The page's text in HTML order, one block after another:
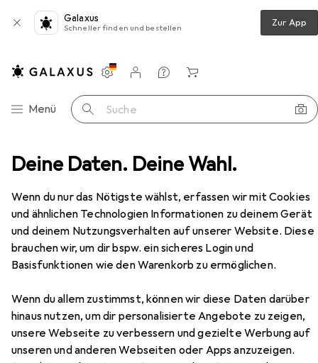
Deine Daten. Deine Wahl.
Wenn du nur das Nötigste wählst, erfassen wir mit Cookies
und ähnlichen Technologien Informationen zu deinem Gerät
und deinem Nutzungsverhalten auf unserer Website. Diese
brauchen wir, um dir bspw. ein sicheres Login und
Basisfunktionen wie den Warenkorb zu ermöglichen.
Wenn du allem zustimmst, können wir diese Daten darüber
hinaus nutzen, um dir personalisierte Angebote zu zeigen,
unsere Webseite zu verbessern und gezielte Werbung auf
unseren und anderen Webseiten oder Apps anzuzeigen.
Galaxus
Schneller finden und bestellen Zur App
Navigation nach Kategorien
Menü Suche
Einstellungen
Kundenkonto
Vergleichslisten
Merklisten
Warenkorb
Wandern Wanderschuhe Lico Fremont
EUR
39,95
Lico
Fremont
16 Grössen
Hier findest du passendes Zubehör zum Produkt Lico
Fremont aus der Kategorie Schuhlöffel.